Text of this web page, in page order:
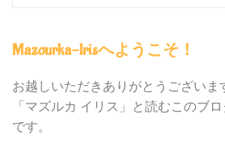
の
テ
ゴ
ー
Mazourka-Irisへようこそ！
お越しいただきありがとうございま
「マズルカ イリス」と読むこのブ
です。